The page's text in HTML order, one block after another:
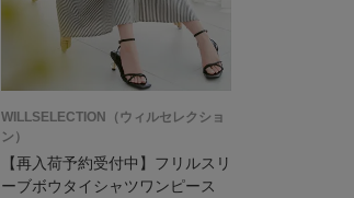
WILLSELECTION（ウィルセレクショ
ン）
【再入荷予約受付中】フリルスリ
ーブボウタイシャツワンピース